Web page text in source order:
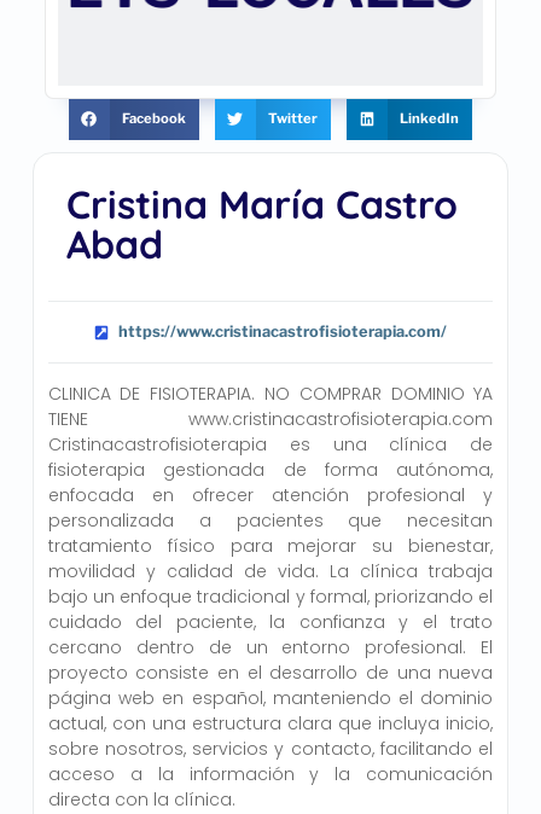
Cristina María Castro
Abad
https://www.cristinacastrofisioterapia.com/
CLINICA DE FISIOTERAPIA. NO COMPRAR DOMINIO YA
TIENE www.cristinacastrofisioterapia.com
Cristinacastrofisioterapia es una clínica de
fisioterapia gestionada de forma autónoma,
enfocada en ofrecer atención profesional y
personalizada a pacientes que necesitan
tratamiento físico para mejorar su bienestar,
movilidad y calidad de vida. La clínica trabaja
bajo un enfoque tradicional y formal, priorizando el
cuidado del paciente, la confianza y el trato
cercano dentro de un entorno profesional. El
proyecto consiste en el desarrollo de una nueva
página web en español, manteniendo el dominio
actual, con una estructura clara que incluya inicio,
sobre nosotros, servicios y contacto, facilitando el
acceso a la información y la comunicación
directa con la clínica.
Facebook Twitter LinkedIn